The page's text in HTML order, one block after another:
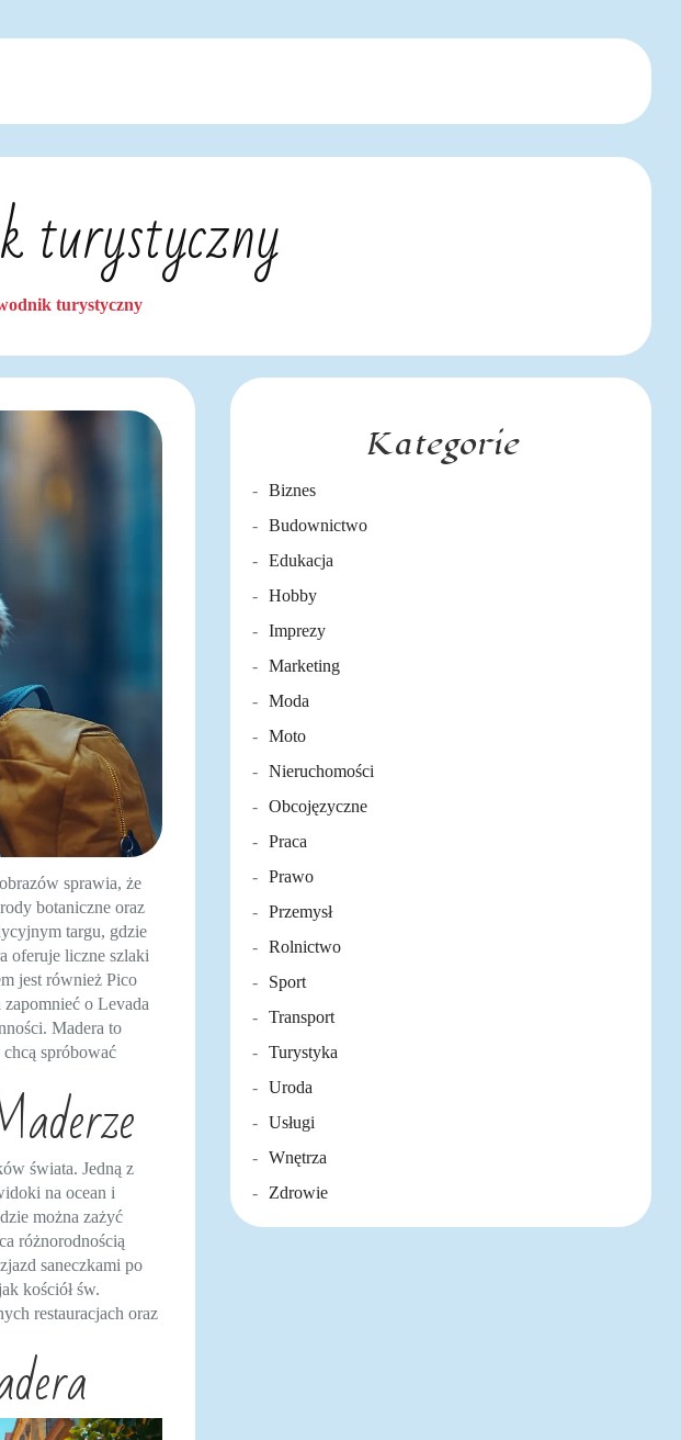
turystyczny
turystyczny
sprawia, że
botaniczne oraz
targu, gdzie
oferuje liczne szlaki
jest również Pico
o Levada
Madera to
spróbować
świata. Jedną z
na ocean i
można zażyć
różnorodnością
saneczkami po
kościół św.
restauracjach oraz
Kategorie
Biznes
Budownictwo
Edukacja
Hobby
Imprezy
Marketing
Moda
Moto
Nieruchomości
Obcojęzyczne
Praca
Prawo
Przemysł
Rolnictwo
Sport
Transport
Turystyka
Uroda
Usługi
Wnętrza
Zdrowie